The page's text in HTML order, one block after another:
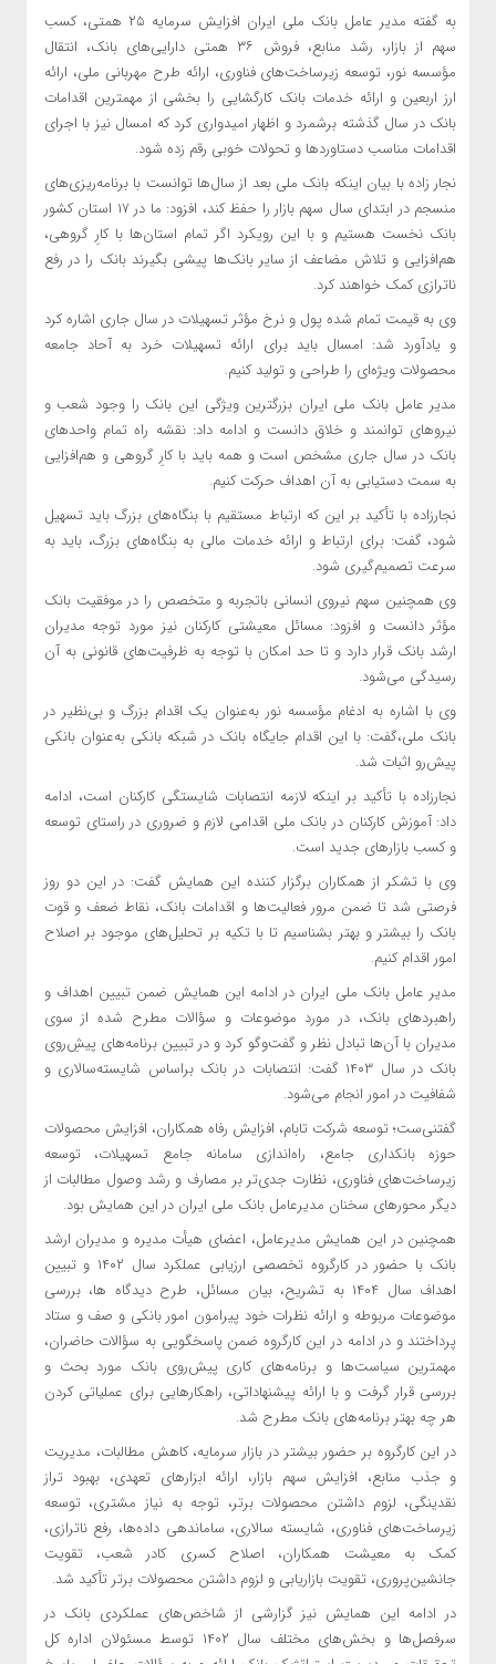
به گفته مدیر عامل بانک ملی ایران افزایش سرمایه ۲۵ همتی، کسب
سهم از بازار، رشد منابع، فروش ۳۶ همتی دارایی‌های بانک، انتقال
مؤسسه نور، توسعه زیرساخت‌های فناوری، ارائه طرح مهربانی ملی، ارائه
ارز اربعین و ارائه خدمات بانک کارگشایی را بخشی از مهمترین اقدامات
بانک در سال گذشته برشمرد و اظهار امیدواری کرد که امسال نیز با اجرای
اقدامات مناسب دستاوردها و تحولات خوبی رقم زده شود.
نجار زاده با بیان اینکه بانک ملی بعد از سال‌ها توانست با برنامه‌ریزی‌های
منسجم در ابتدای سال سهم بازار را حفظ کند، افزود: ما در ۱۷ استان کشور
بانک نخست هستیم و با این رویکرد اگر تمام استان‌ها با کارِ گروهی،
هم‌افزایی و تلاش مضاعف از سایر بانک‌ها پیشی بگیرند بانک را در رفع
ناترازی کمک خواهند کرد.
وی به قیمت تمام شده پول و نرخ مؤثر تسهیلات در سال جاری اشاره کرد
و یادآورد شد: امسال باید برای ارائه تسهیلات خرد به آحاد جامعه
محصولات ویژه‌ای را طراحی و تولید کنیم.
مدیر عامل بانک ملی ایران بزرگترین ویژگی این بانک را وجود شعب و
نیروهای توانمند و خلاق دانست و ادامه داد: نقشه راه تمام واحدهای
بانک در سال جاری مشخص است و همه باید با کارِ گروهی و هم‌افزایی
به سمت دستیابی به آن اهداف حرکت کنیم.
نجارزاده با تأکید بر این که ارتباط مستقیم با بنگاه‌های بزرگ باید تسهیل
شود، گفت: برای ارتباط و ارائه خدمات مالی به بنگاه‌های بزرگ، باید به
سرعت تصمیم‌گیری شود.
وی همچنین سهم نیروی انسانی باتجربه و متخصص را در موفقیت بانک
مؤثر دانست و افزود: مسائل معیشتی کارکنان نیز مورد توجه مدیران
ارشد بانک قرار دارد و تا حد امکان با توجه به ظرفیت‌های قانونی به آن
رسیدگی می‌شود.
وی با اشاره به ادغام مؤسسه نور به‌عنوان یک اقدام بزرگ و بی‌نظیر در
بانک ملی،گفت: با این اقدام جایگاه بانک در شبکه بانکی به‌عنوان بانکی
پیش‌رو اثبات شد.
نجارزاده با تأکید بر اینکه لازمه انتصابات شایستگی کارکنان است، ادامه
داد: آموزش کارکنان در بانک ملی اقدامی لازم و ضروری در راستای توسعه
و کسب بازارهای جدید است.
وی با تشکر از همکاران برگزار کننده این همایش گفت: در این دو روز
فرصتی شد تا ضمن مرور فعالیت‌ها و اقدامات بانک، نقاط ضعف و قوت
بانک را بیشتر و بهتر بشناسیم تا با تکیه بر تحلیل‌های موجود بر اصلاح
امور اقدام کنیم.
مدیر عامل بانک ملی ایران در ادامه این همایش ضمن تبیین اهداف و
راهبردهای بانک، در مورد موضوعات و سؤالات مطرح شده از سوی
مدیران با آن‌ها تبادل نظر و گفت‌وگو کرد و در تبیین برنامه‌های پیشِ‌روی
بانک در سال ۱۴۰۳ گفت: انتصابات در بانک براساس شایسته‌سالاری و
شفافیت در امور انجام می‌شود.
گفتنی‌ست؛ توسعه شرکت تابام، افزایش رفاه همکاران، افزایش محصولات
حوزه بانکداری جامع، راه‌اندازی سامانه جامع تسهیلات، توسعه
زیرساخت‌های فناوری، نظارت جدی‌تر بر مصارف و رشد وصول مطالبات از
دیگر محورهای سخنان مدیرعامل بانک ملی ایران در این همایش بود.
همچنین در این همایش مدیرعامل، اعضای هیأت مدیره و مدیران ارشد
بانک با حضور در کارگروه تخصصی ارزیابی عملکرد سال ۱۴۰۲ و تبیین
اهداف سال ۱۴۰۴ به تشریح، بیان مسائل، طرح دیدگاه ها، بررسی
موضوعات مربوطه و ارائه نظرات خود پیرامون امور بانکی و صف و ستاد
پرداختند و در ادامه در این کارگروه ضمن پاسخگویی به سؤالات حاضران،
مهمترین سیاست‌ها و برنامه‌های کاری پیش‌روی بانک مورد بحث و
بررسی قرار گرفت و با ارائه پیشنهاداتی، راهکارهایی برای عملیاتی کردن
هر چه بهتر برنامه‌های بانک مطرح شد.
در این کارگروه بر حضور بیشتر در بازار سرمایه، کاهش مطالبات، مدیریت
و جذب منابع، افزایش سهم بازار، ارائه ابزارهای تعهدی، بهبود تراز
نقدینگی، لزوم داشتن محصولات برتر، توجه به نیاز مشتری، توسعه
زیرساخت‌های فناوری، شایسته سالاری، ساماندهی داده‌ها، رفع ناترازی،
کمک به معیشت همکاران، اصلاح کسری کادر شعب، تقویت
جانشین‌پروری، تقویت بازاریابی و لزوم داشتن محصولات برتر تأکید شد.
در ادامه این همایش نیز گزارشی از شاخص‌های عملکردی بانک در
سرفصل‌ها و بخش‌های مختلف سال ۱۴۰۲ توسط مسئولان اداره کل